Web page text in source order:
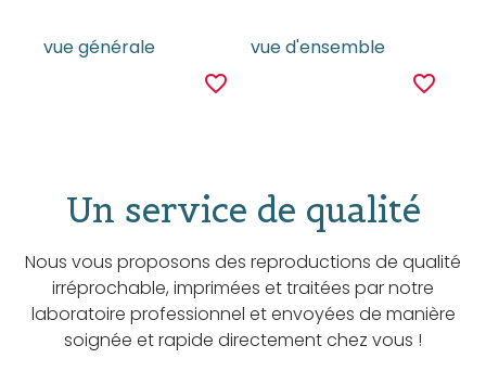
vue générale
favorite_border
vue d'ensemble
favorite_border
Un service de qualité
Nous vous proposons des reproductions de qualité
irréprochable, imprimées et traitées par notre
laboratoire professionnel et envoyées de manière
soignée et rapide directement chez vous !